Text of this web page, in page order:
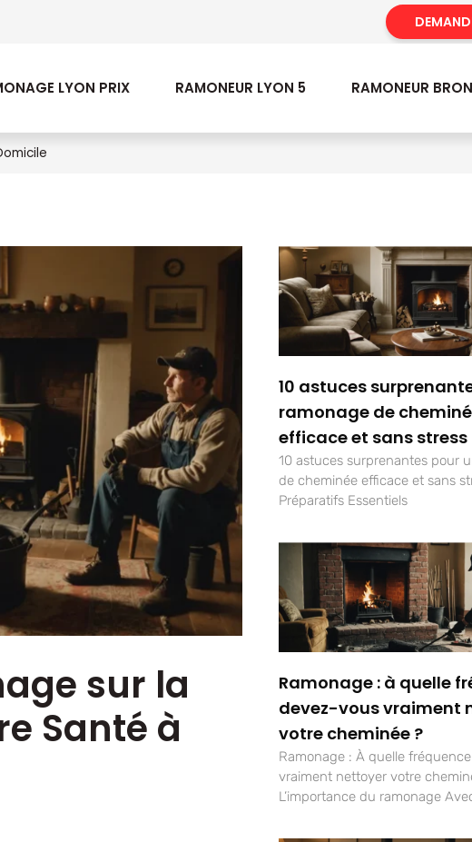
LYON PRIX RAMONEUR LYON 5 RAMONEUR BRON
sur la
Santé à
10 astuces
ramonage de
efficace et sans stress
10 astuces surprenantes pour
de cheminée efficace et sans
Préparatifs Essentiels
Ramonage : à quelle
devez-vous vraiment
votre cheminée ?
Ramonage : À quelle
vraiment nettoyer votre
L’importance du ramonage